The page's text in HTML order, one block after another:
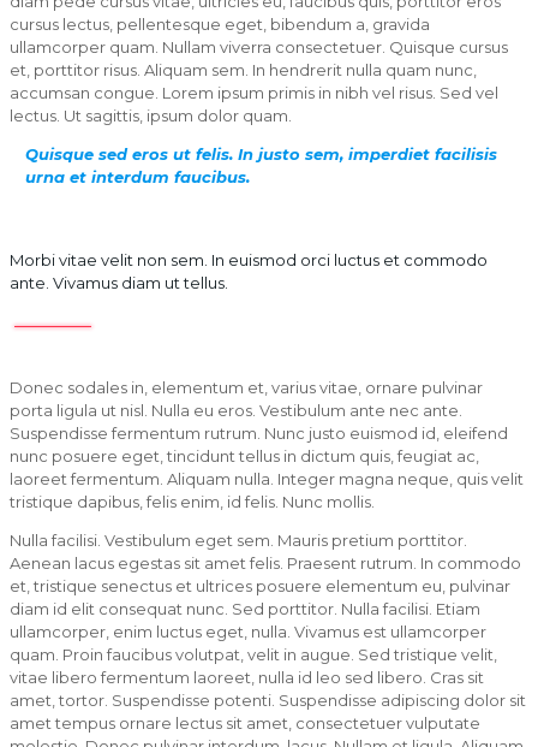
cursus lectus, pellentesque eget, bibendum a, gravida
ullamcorper quam. Nullam viverra consectetuer. Quisque cursus
et, porttitor risus. Aliquam sem. In hendrerit nulla quam nunc,
accumsan congue. Lorem ipsum primis in nibh vel risus. Sed vel
lectus. Ut sagittis, ipsum dolor quam.
Quisque sed eros ut felis. In justo sem, imperdiet facilisis
urna et interdum faucibus.
Morbi vitae velit non sem. In euismod orci luctus et commodo
ante. Vivamus diam ut tellus.
Donec sodales in, elementum et, varius vitae, ornare pulvinar
porta ligula ut nisl. Nulla eu eros. Vestibulum ante nec ante.
Suspendisse fermentum rutrum. Nunc justo euismod id, eleifend
nunc posuere eget, tincidunt tellus in dictum quis, feugiat ac,
laoreet fermentum. Aliquam nulla. Integer magna neque, quis velit
tristique dapibus, felis enim, id felis. Nunc mollis.
Nulla facilisi. Vestibulum eget sem. Mauris pretium porttitor.
Aenean lacus egestas sit amet felis. Praesent rutrum. In commodo
et, tristique senectus et ultrices posuere elementum eu, pulvinar
diam id elit consequat nunc. Sed porttitor. Nulla facilisi. Etiam
ullamcorper, enim luctus eget, nulla. Vivamus est ullamcorper
quam. Proin faucibus volutpat, velit in augue. Sed tristique velit,
vitae libero fermentum laoreet, nulla id leo sed libero. Cras sit
amet, tortor. Suspendisse potenti. Suspendisse adipiscing dolor sit
amet tempus ornare lectus sit amet, consectetuer vulputate